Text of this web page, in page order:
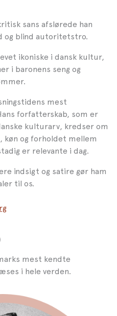
sans afslørede han
og blind autoritetstro.
ikoniske i dansk kultur,
i baronens seng og
mest
forfatterskab, som er
kulturarv, kredser om
køn og forholdet mellem
er relevante i dag.
indsigt og satire gør ham
til os.
mest kendte
i hele verden.